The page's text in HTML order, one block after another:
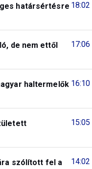
18:02
határsértésre
17:06
de nem ettől
16:10
haltermelők
15:05
14:02
szólított fel a